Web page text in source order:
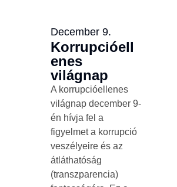
December 9.
Korrupcióell
enes
világnap
A korrupcióellenes
világnap december 9-
én hívja fel a
figyelmet a korrupció
veszélyeire és az
átláthatóság
(transzparencia)